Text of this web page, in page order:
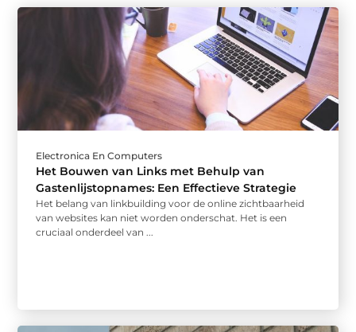
Electronica En Computers
Het Bouwen van Links met Behulp van
Gastenlijstopnames: Een Effectieve Strategie
Het belang van linkbuilding voor de online zichtbaarheid
van websites kan niet worden onderschat. Het is een
cruciaal onderdeel van ...